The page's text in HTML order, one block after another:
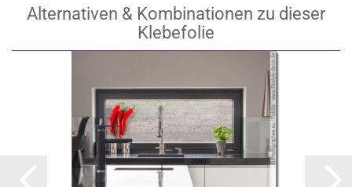
Alternativen & Kombinationen zu dieser
Klebefolie